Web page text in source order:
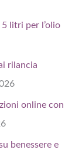
litri per l’olio
rilancia
online con
benessere e